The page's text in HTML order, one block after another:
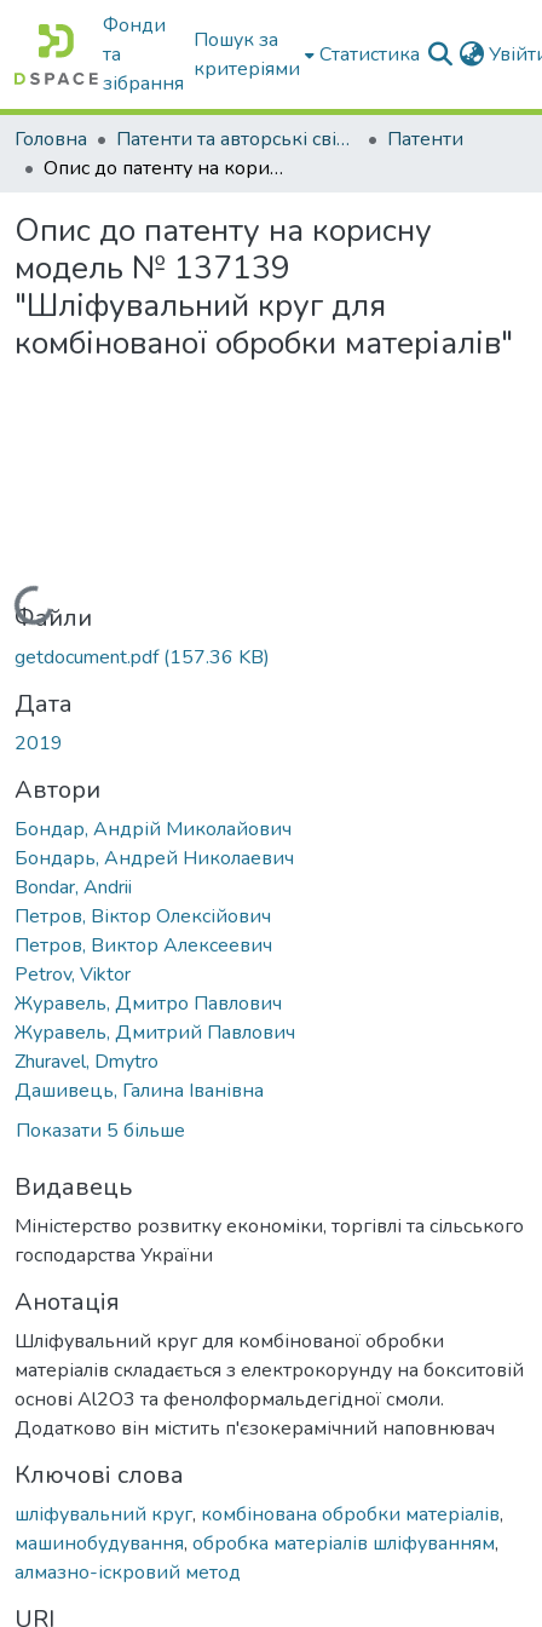
Фонди
та
зібрання
Пошук за
критеріями
Статистика
Головна Патенти та авторські свідоцтва
Патенти
Опис до патенту на корисну модель № 137139 "Шліфувальний круг для комбінованої обробки матеріалів"
Опис до патенту на корисну
модель № 137139
"Шліфувальний круг для
комбінованої обробки матеріалів"
Вантажиться...
Файли
getdocument.pdf(157.36 KB)
Дата
2019
Автори
Бондар, Андрій Миколайович
Бондарь, Андрей Николаевич
Bondar, Andrii
Петров, Віктор Олексійович
Петров, Виктор Алексеевич
Petrov, Viktor
Журавель, Дмитро Павлович
Журавель, Дмитрий Павлович
Zhuravel, Dmytro
Дашивець, Галина Іванівна
Показати 5 більше
Видавець
Міністерство розвитку економіки, торгівлі та сільського
господарства України
Анотація
Шліфувальний круг для комбінованої обробки
матеріалів складається з електрокорунду на бокситовій
основі Аl2О3 та фенолформальдегідної смоли.
Додатково він містить п'єзокерамічний наповнювач
Ключові слова
шліфувальний круг, комбінована обробки матеріалів,
машинобудування, обробка матеріалів шліфуванням,
алмазно-іскровий метод
URI